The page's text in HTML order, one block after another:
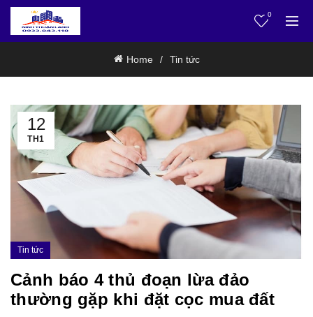
0
Home Tin tức
12
TH1
Tin tức
Cảnh báo 4 thủ đoạn lừa đảo
thường gặp khi đặt cọc mua đất